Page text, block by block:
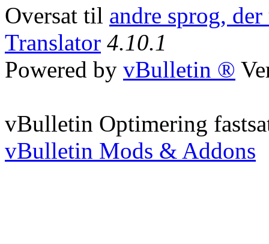
Oversat til andre sprog,
Translator 4.10.1
Powered by vBulletin ®
vBulletin Optimering
vBulletin Mods & Addons